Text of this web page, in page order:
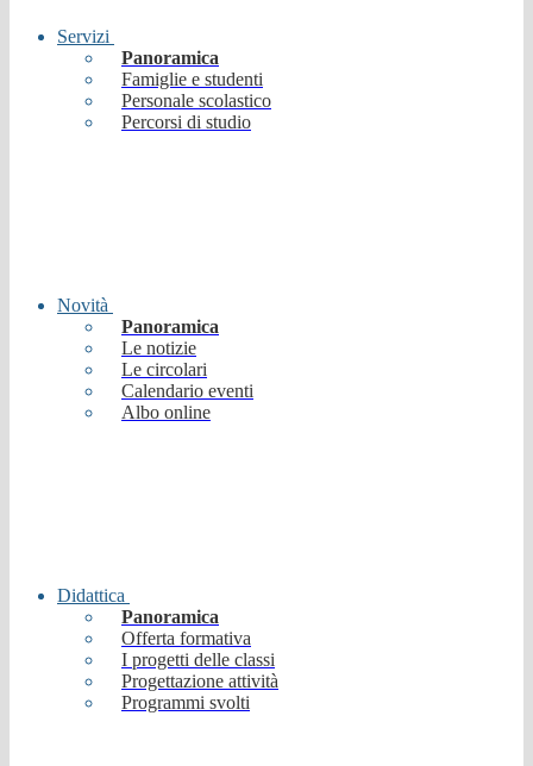
Servizi
Panoramica
Famiglie e studenti
Personale scolastico
Percorsi di studio
Novità
Panoramica
Le notizie
Le circolari
Calendario eventi
Albo online
Didattica
Panoramica
Offerta formativa
I progetti delle classi
Progettazione attività
Programmi svolti